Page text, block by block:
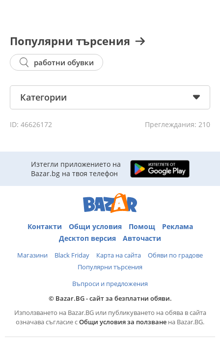
Популярни търсения
работни обувки
Категории
ID: 46626172 Преглеждания: 210
Изтегли приложението на
Bazar.bg на твоя телефон
Контакти Общи условия Помощ
Реклама
Десктоп версия
Авточасти
Магазини Black Friday Карта на сайта
Обяви по градове
Популярни търсения
Въпроси и предложения
© Bazar.BG - сайт за безплатни обяви.
Използването на Bazar.BG или публикуването на обява в сайта
означава съгласие сОбщи условия за ползване на Bazar.BG.